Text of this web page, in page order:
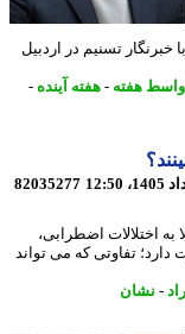
تسنیم در اردبیل
هفته-هفته آینده
-
82035277
اضطرابی،
تفاوتی که می تواند
نشان